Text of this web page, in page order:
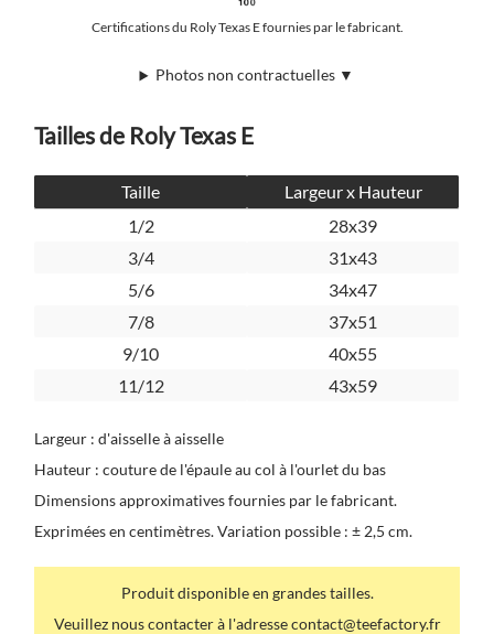
Certifications du Roly Texas E fournies par le fabricant.
Photos non contractuelles ▼
Tailles de Roly Texas E
Taille
Largeur x Hauteur
1/2
28x39
3/4
31x43
5/6
34x47
7/8
37x51
9/10
40x55
11/12
43x59
Largeur : d'aisselle à aisselle
Hauteur : couture de l'épaule au col à l'ourlet du bas
Dimensions approximatives fournies par le fabricant.
Exprimées en centimètres. Variation possible : ± 2,5 cm.
Produit disponible en grandes tailles.
Veuillez nous contacter à l'adresse contact@teefactory.fr